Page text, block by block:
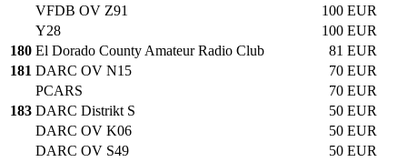
VFDB OV Z91
100 EUR
Y28
100 EUR
180 El Dorado County Amateur Radio Club
81 EUR
181 DARC OV N15
70 EUR
PCARS
70 EUR
183 DARC Distrikt S
50 EUR
DARC OV K06
50 EUR
DARC OV S49
50 EUR